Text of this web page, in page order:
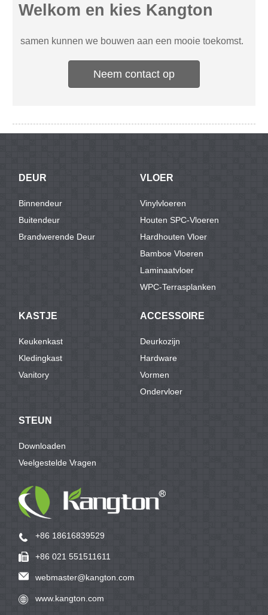
Welkom en kies Kangton
samen kunnen we bouwen aan een mooie toekomst.
Neem contact op
DEUR
Binnendeur
Buitendeur
Brandwerende Deur
VLOER
Vinylvloeren
Houten SPC-Vloeren
Hardhouten Vloer
Bamboe Vloeren
Laminaatvloer
WPC-Terrasplanken
KASTJE
Keukenkast
Kledingkast
Vanitory
ACCESSOIRE
Deurkozijn
Hardware
Vormen
Ondervloer
STEUN
Downloaden
Veelgestelde Vragen
+86 18616839529
+86 021 551511611
webmaster@kangton.com
www.kangton.com